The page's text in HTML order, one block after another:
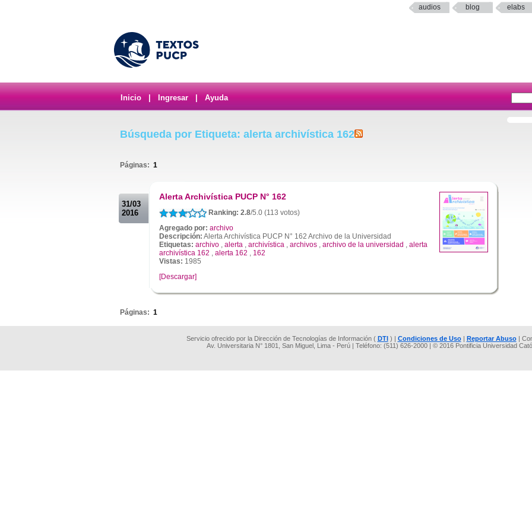
audios blog elabs
Inicio Ingresar Ayuda
Búsqueda por Etiqueta: alerta archivística 162
Páginas: 1
31/03
2016
Alerta Archivística PUCP N° 162
Ranking: 2.8/5.0 (113 votos)
Agregado por: archivo
Descripción: Alerta Archivística PUCP N° 162 Archivo de la Universidad
Etiquetas: archivo , alerta , archivística , archivos , archivo de la universidad , alerta
archivística 162 , alerta 162 , 162
Vistas: 1985
[Descargar]
Páginas: 1
Servicio ofrecido por la Dirección de Tecnologías de Información ( DTI) | Condiciones de Uso| Reportar Abuso|
Av. Universitaria N° 1801, San Miguel, Lima - Perú | Teléfono: (511) 626-2000 | © 2016 Pontificia Universidad